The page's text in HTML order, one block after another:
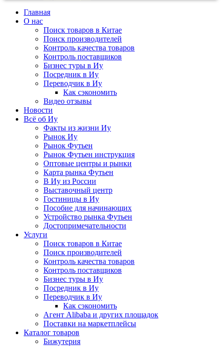
Главная
О нас
Поиск товаров в Китае
Поиск производителей
Контроль качества товаров
Контроль поставщиков
Бизнес туры в Иу
Посредник в Иу
Переводчик в Иу
Как сэкономить
Видео отзывы
Новости
Всё об Иу
Факты из жизни Иу
Рынок Иу
Рынок Футьен
Рынок Футьен инструкция
Оптовые центры и рынки
Карта рынка Футьен
В Иу из России
Выставочный центр
Гостиницы в Иу
Пособие для начинающих
Устройство рынка Футьен
Достопримечательности
Услуги
Поиск товаров в Китае
Поиск производителей
Контроль качества товаров
Контроль поставщиков
Бизнес туры в Иу
Посредник в Иу
Переводчик в Иу
Как сэкономить
Агент Alibaba и других площадок
Поставки на маркетплейсы
Каталог товаров
Бижутерия